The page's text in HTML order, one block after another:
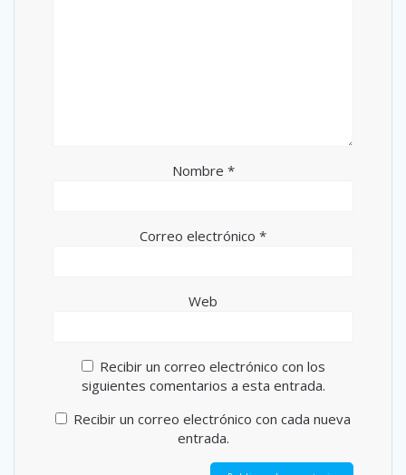
Nombre *
Correo electrónico *
Web
Recibir un correo electrónico con los
siguientes comentarios a esta entrada.
Recibir un correo electrónico con cada nueva
entrada.